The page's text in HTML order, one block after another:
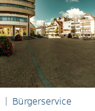
Bürgerservice